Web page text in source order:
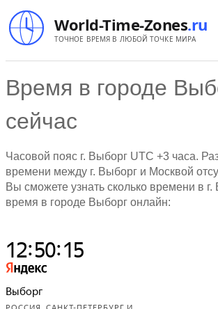
World-Time-Zones.ru
ТОЧНОЕ ВРЕМЯ В ЛЮБОЙ ТОЧКЕ МИРА
Время в городе
сейчас
Часовой пояс г. Выборг UTC +3 часа.
времени между г. Выборг и Москвой
Вы сможете узнать сколько времени в г.
время в городе Выборг онлайн: